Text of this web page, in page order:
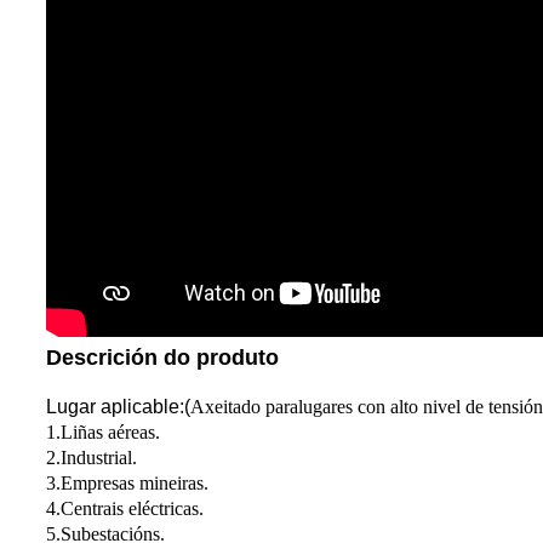
Descrición do produto
Lugar aplicable:(Axeitado paralugares con alto nivel de tensión
1.Liñas aéreas.
2.Industrial.
3.Empresas mineiras.
4.Centrais eléctricas.
5.Subestacións.